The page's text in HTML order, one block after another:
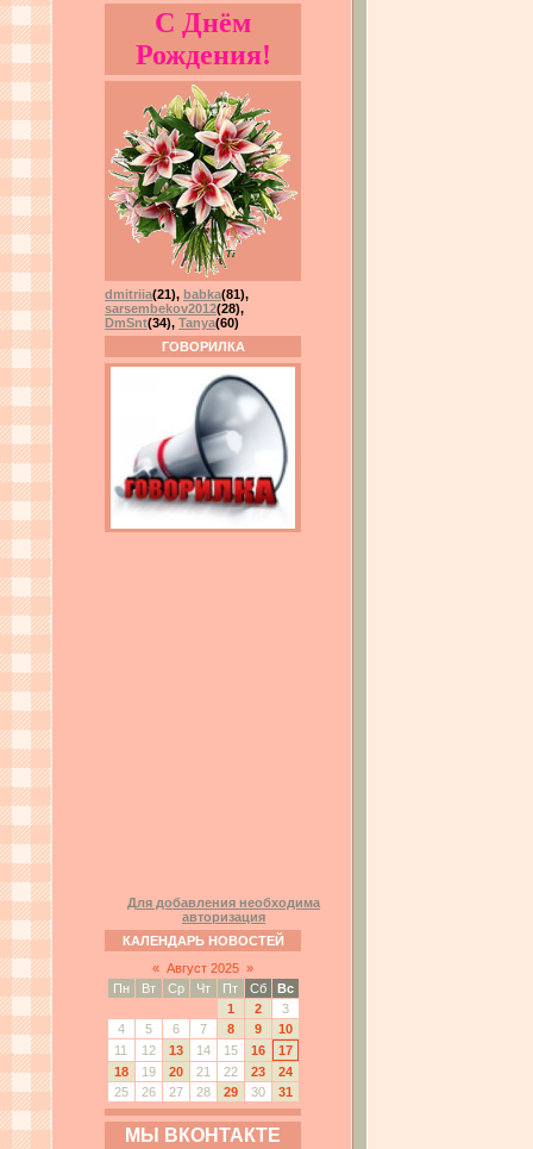
С Днём
Рождения!
dmitriia(21), babka(81),
sarsembekov2012(28),
DmSnt(34), Tanya(60)
ГОВОРИЛКА
Для добавления необходима
авторизация
КАЛЕНДАРЬ НОВОСТЕЙ
« Август 2025 »
Пн
Вт Ср Чт Пт Сб
Вс
1
2
3
4
5 6 7 8 9
10
11
12 13 14 15 16
17
18
19 20 21 22 23
24
25
26 27 28 29 30 31
МЫ ВКОНТАКТЕ